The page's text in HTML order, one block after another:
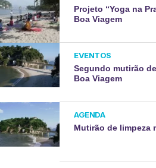
Projeto “Yoga na
Boa Viagem
EVENTOS
Segundo mutirão
Boa Viagem
AGENDA
Mutirão de limpeza